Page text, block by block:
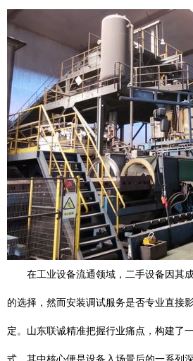
在工业设备流通领域，二手设备因其
的选择，然而安装调试服务是否专业直接
定。山东联诚精准把握行业痛点，构建了